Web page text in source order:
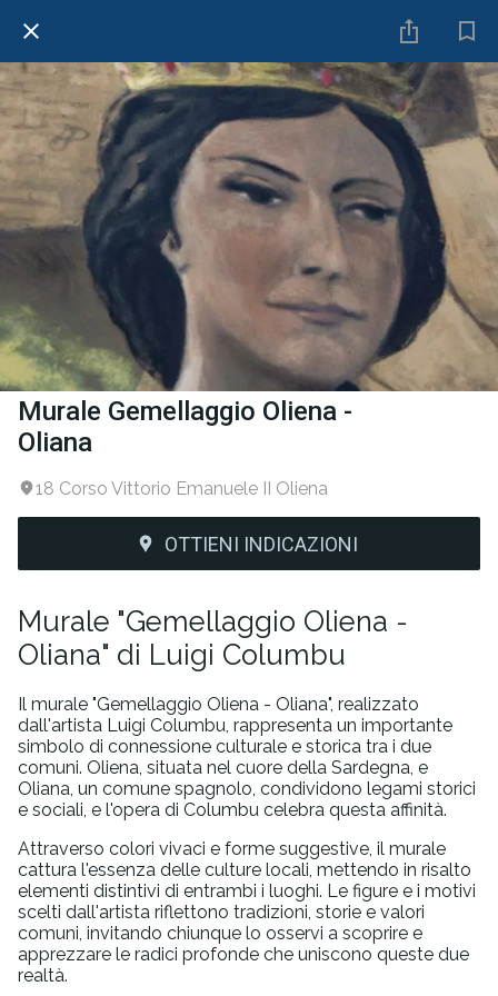
Murale Gemellaggio Oliena -
Oliana
18 Corso Vittorio Emanuele II Oliena
OTTIENI INDICAZIONI
Murale "Gemellaggio Oliena -
Oliana" di Luigi Columbu
Il murale "Gemellaggio Oliena - Oliana", realizzato
dall'artista Luigi Columbu, rappresenta un importante
simbolo di connessione culturale e storica tra i due
comuni. Oliena, situata nel cuore della Sardegna, e
Oliana, un comune spagnolo, condividono legami storici
e sociali, e l'opera di Columbu celebra questa affinità.
Attraverso colori vivaci e forme suggestive, il murale
cattura l'essenza delle culture locali, mettendo in risalto
elementi distintivi di entrambi i luoghi. Le figure e i motivi
scelti dall'artista riflettono tradizioni, storie e valori
comuni, invitando chiunque lo osservi a scoprire e
apprezzare le radici profonde che uniscono queste due
realtà.